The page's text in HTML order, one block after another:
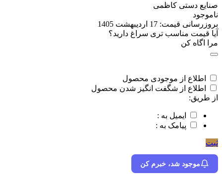
صنایع دستی کاظمی
ناموجود
بروزرسانی قیمت: 17 اردیبهشت 1405
آیا قیمت مناسب تری سراغ دارید؟
مرا اگاه کن
اطلاع از موجودی محصول
اطلاع از شگفت انگیز شدن محصول
از طریق:
ایمیل به :
پیامک به :
ثبت
موجود شد، خبرم کن